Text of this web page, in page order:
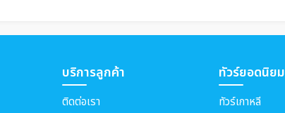
บริการลูกค้า
ติดต่อเรา
ทัวร์ยอดนิยม
ทัวร์เกาหลี